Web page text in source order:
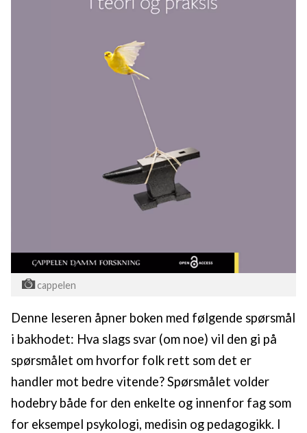
cappelen
Denne leseren åpner boken med følgende spørsmål
i bakhodet: Hva slags svar (om noe) vil den gi på
spørsmålet om hvorfor folk rett som det er
handler mot bedre vitende? Spørsmålet volder
hodebry både for den enkelte og innenfor fag som
for eksempel psykologi, medisin og pedagogikk. I